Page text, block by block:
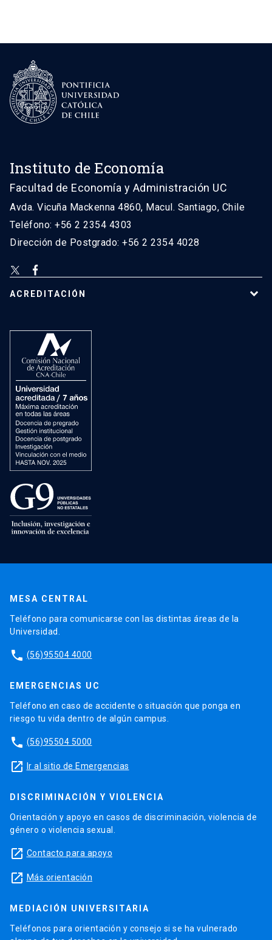
Instituto de Economía
Facultad de Economía y Administración UC
Avda. Vicuña Mackenna 4860, Macul. Santiago, Chile
Teléfono: +56 2 2354 4303
Dirección de Postgrado: +56 2 2354 4028
ACREDITACIÓN
MESA CENTRAL
Teléfono para comunicarse con las distintas áreas de la
Universidad.
phone (56)95504 4000
EMERGENCIAS UC
Teléfono en caso de accidente o situación que ponga en
riesgo tu vida dentro de algún campus.
phone (56)95504 5000
launch Ir al sitio de Emergencias
DISCRIMINACIÓN Y VIOLENCIA
Orientación y apoyo en casos de discriminación, violencia de
género o violencia sexual.
launch Contacto para apoyo
launch Más orientación
MEDIACIÓN UNIVERSITARIA
Teléfonos para orientación y consejo si se ha vulnerado